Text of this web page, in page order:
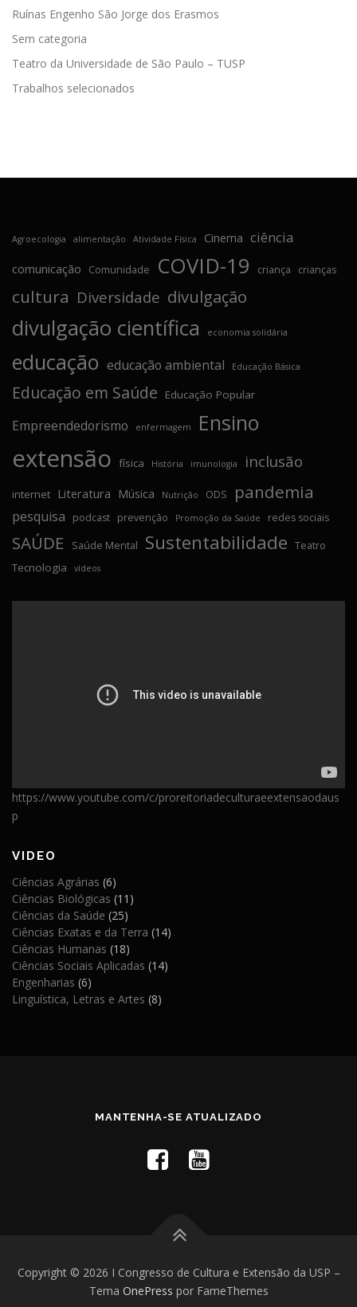
Ruínas Engenho São Jorge dos Erasmos
Sem categoria
Teatro da Universidade de São Paulo – TUSP
Trabalhos selecionados
Agroecologia alimentação Atividade Física Cinema ciência
comunicação Comunidade COVID-19 criança crianças
cultura Diversidade divulgação
divulgação científica economia solidária
educação educação ambiental Educação Básica
Educação em Saúde Educação Popular
Empreendedorismo enfermagem Ensino
extensão física História imunologia inclusão
internet Literatura Música Nutrição ODS pandemia
pesquisa podcast prevenção Promoção da Saúde redes sociais
SAÚDE Saúde Mental Sustentabilidade Teatro
Tecnologia vídeos
https://www.youtube.com/c/proreitoriadeculturaeextensaodaus
p
VIDEO
Ciências Agrárias (6)
Ciências Biológicas (11)
Ciências da Saúde (25)
Ciências Exatas e da Terra (14)
Ciências Humanas (18)
Ciências Sociais Aplicadas (14)
Engenharias (6)
Linguística, Letras e Artes (8)
MANTENHA-SE ATUALIZADO
Copyright © 2026 I Congresso de Cultura e Extensão da USP –
Tema OnePress por FameThemes